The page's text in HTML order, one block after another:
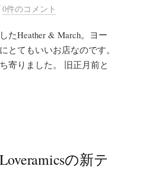
0件のコメント
たHeather & March。ヨー
とてもいいお店なのです。
寄りました。 旧正月前と
の新テ